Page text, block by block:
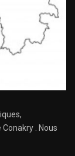
. Nous